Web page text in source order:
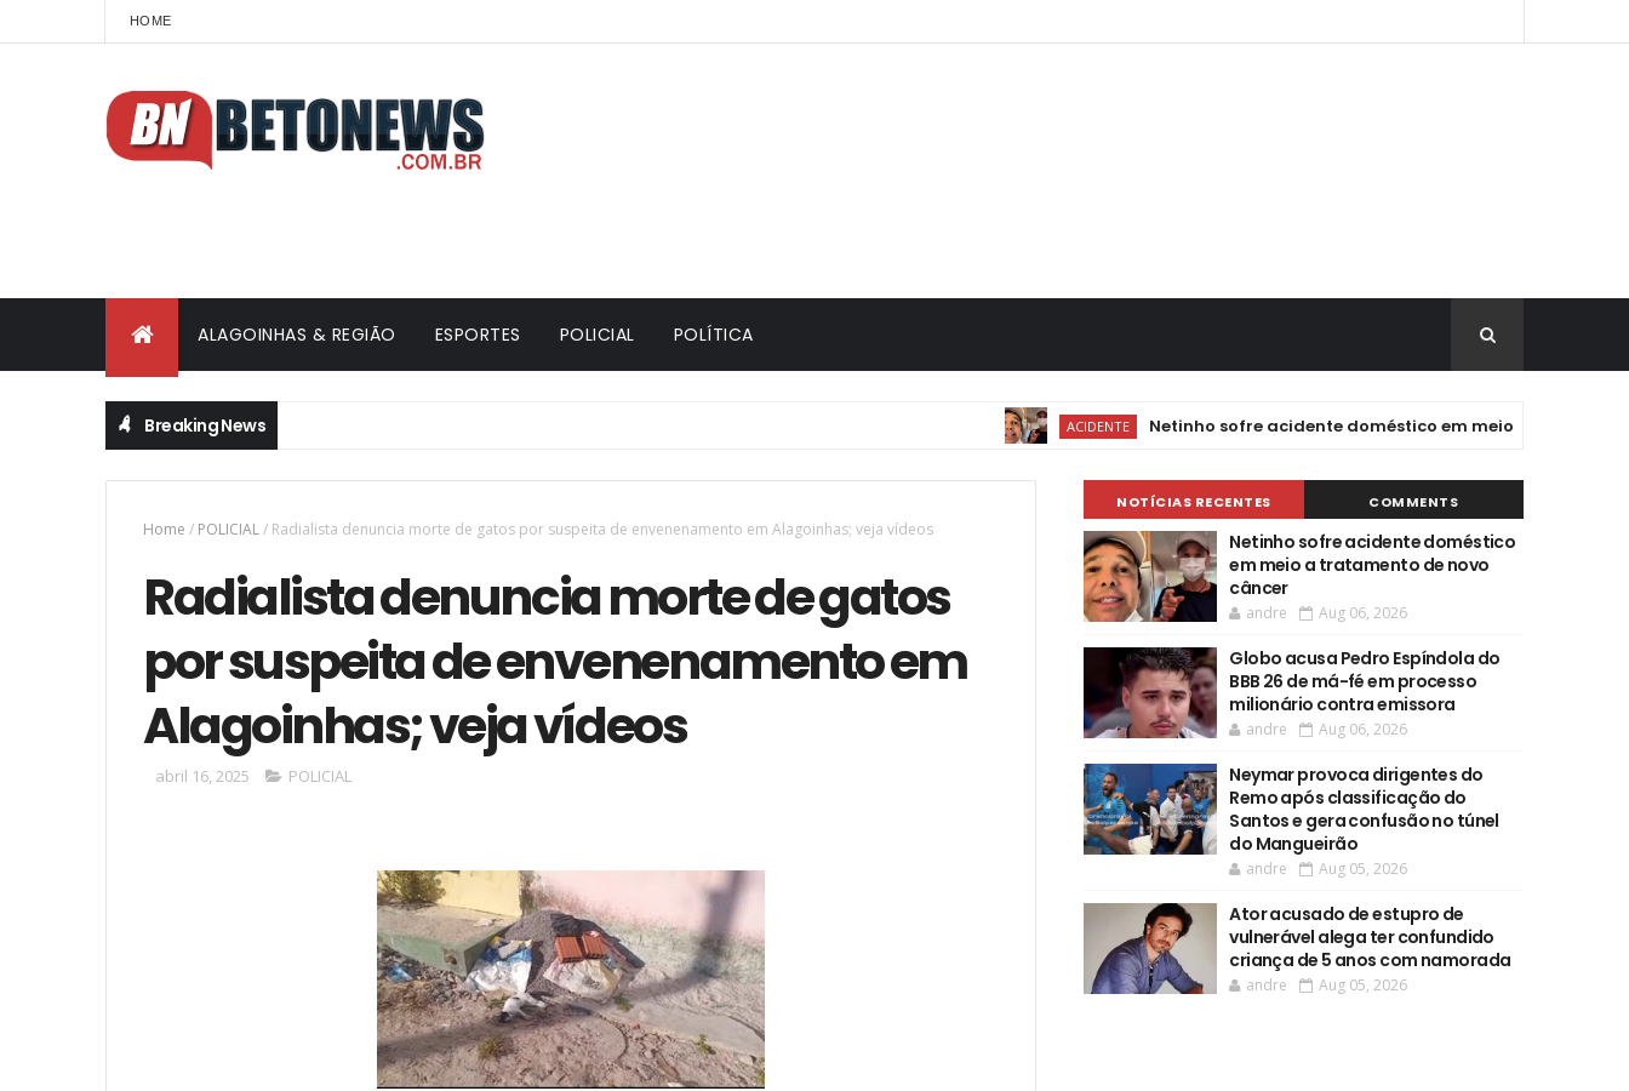
HOME
ALAGOINHAS & REGIÃO ESPORTES POLICIAL POLÍTICA
Breaking News ACIDENTE Netinho sofre acidente doméstico em meio a tratamento de
Home / POLICIAL/ Radialista denuncia morte de gatos por suspeita de envenenamento em Alagoinhas; veja vídeos
Radialista denuncia morte de gatos
por suspeita de envenenamento em
Alagoinhas; veja vídeos
abril 16, 2025 POLICIAL
NOTÍCIAS RECENTES COMMENTS
Netinho sofre acidente doméstico
em meio a tratamento de novo
câncer
andre Aug 06, 2026
Globo acusa Pedro Espíndola do
BBB 26 de má-fé em processo
milionário contra emissora
andre Aug 06, 2026
Neymar provoca dirigentes do
Remo após classificação do
Santos e gera confusão no túnel
do Mangueirão
andre Aug 05, 2026
Ator acusado de estupro de
vulnerável alega ter confundido
criança de 5 anos com namorada
andre Aug 05, 2026